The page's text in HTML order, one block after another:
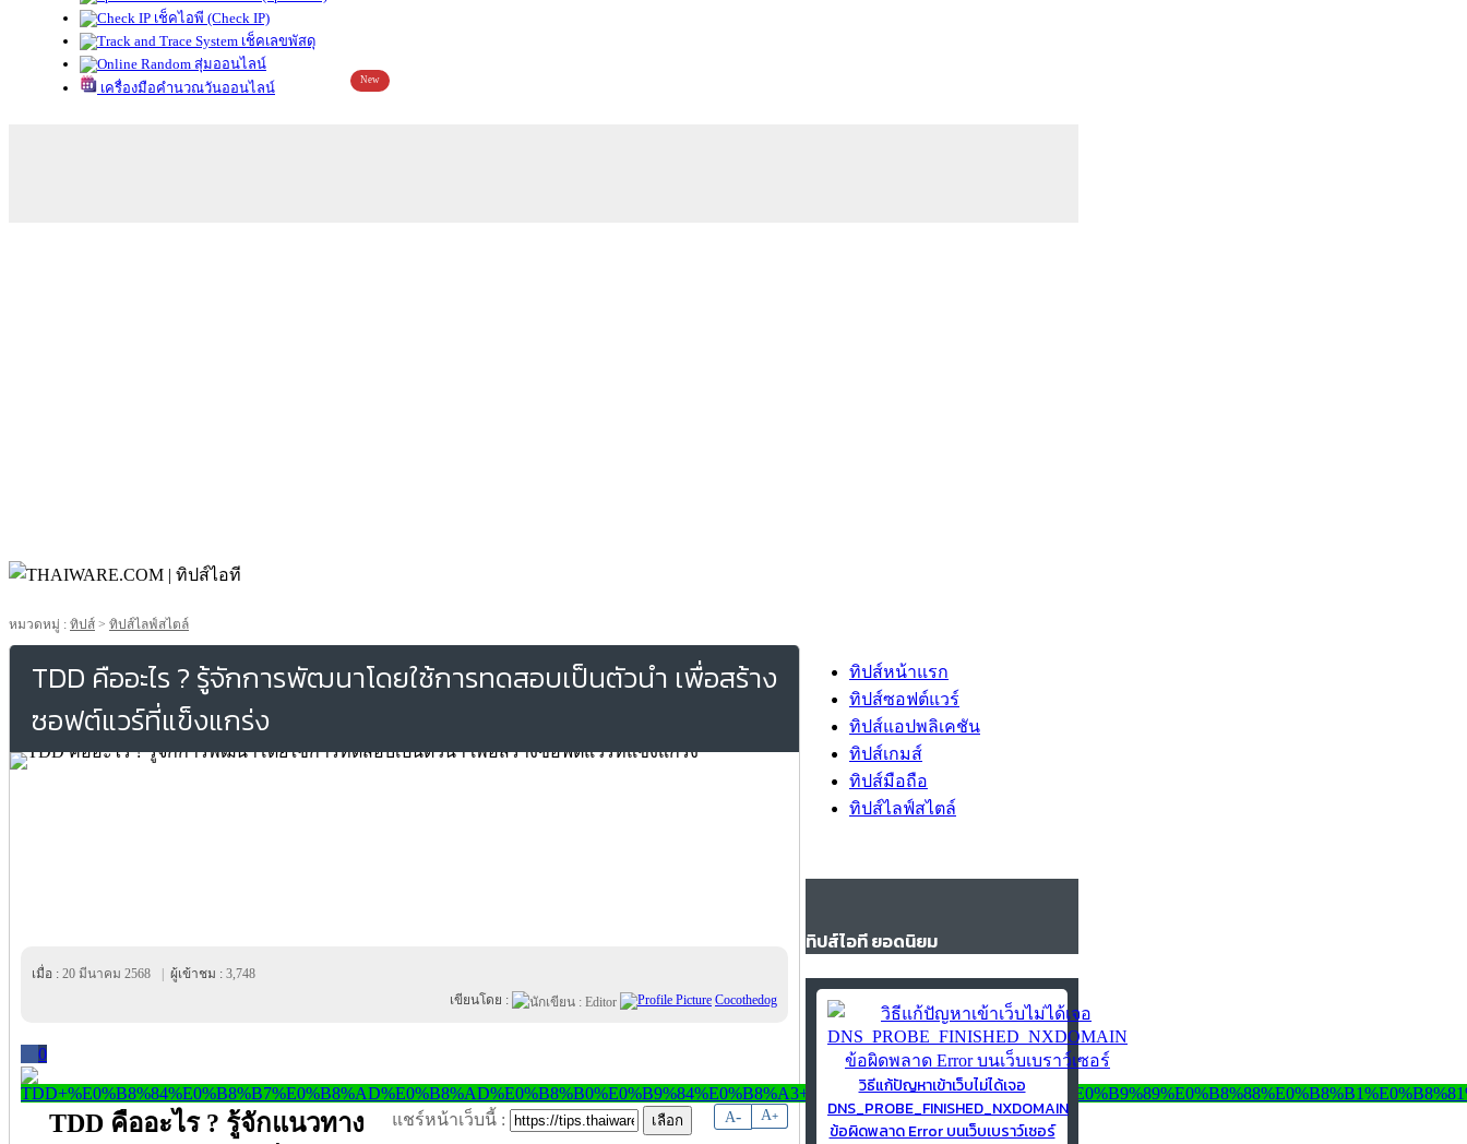
เช็คไอพี (Check IP)
เช็คเลขพัสดุ
สุ่มออนไลน์
เครื่องมือคำนวณวันออนไลน์
New
หมวดหมู่ : ทิปส์ > ทิปส์ไลฟ์สไตล์
TDD คืออะไร ? รู้จักการพัฒนาโดยใช้การทดสอบเป็นตัวนำ เพื่อสร้าง
ซอฟต์แวร์ที่แข็งแกร่ง
เมื่อ : 20 มีนาคม 2568 ผู้เข้าชม : 3,748
เขียนโดย :
Cocothedog
0
A- A+
แชร์หน้าเว็บนี้ :
TDD คืออะไร ? รู้จักแนวทาง
ทิปส์หน้าแรก
ทิปส์ซอฟต์แวร์
ทิปส์แอปพลิเคชัน
ทิปส์เกมส์
ทิปส์มือถือ
ทิปส์ไลฟ์สไตล์
ทิปส์ไอที ยอดนิยม
วิธีแก้ปัญหาเข้าเว็บไม่ได้เจอ
DNS_PROBE_FINISHED_NXDOMAIN
ข้อผิดพลาด Error บนเว็บเบราว์เซอร์